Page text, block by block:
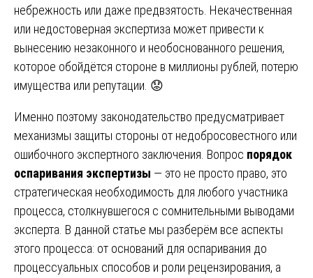
небрежность или даже предвзятость. Некачественная
или недостоверная экспертиза может привести к
вынесению незаконного и необоснованного решения,
которое обойдётся стороне в миллионы рублей, потерю
имущества или репутации. 😟
Именно поэтому законодательство предусматривает
механизмы защиты стороны от недобросовестного или
ошибочного экспертного заключения. Вопрос порядок
оспаривания экспертизы — это не просто право, это
стратегическая необходимость для любого участника
процесса, столкнувшегося с сомнительными выводами
эксперта. В данной статье мы разберём все аспекты
этого процесса: от оснований для оспаривания до
процессуальных способов и роли рецензирования, а